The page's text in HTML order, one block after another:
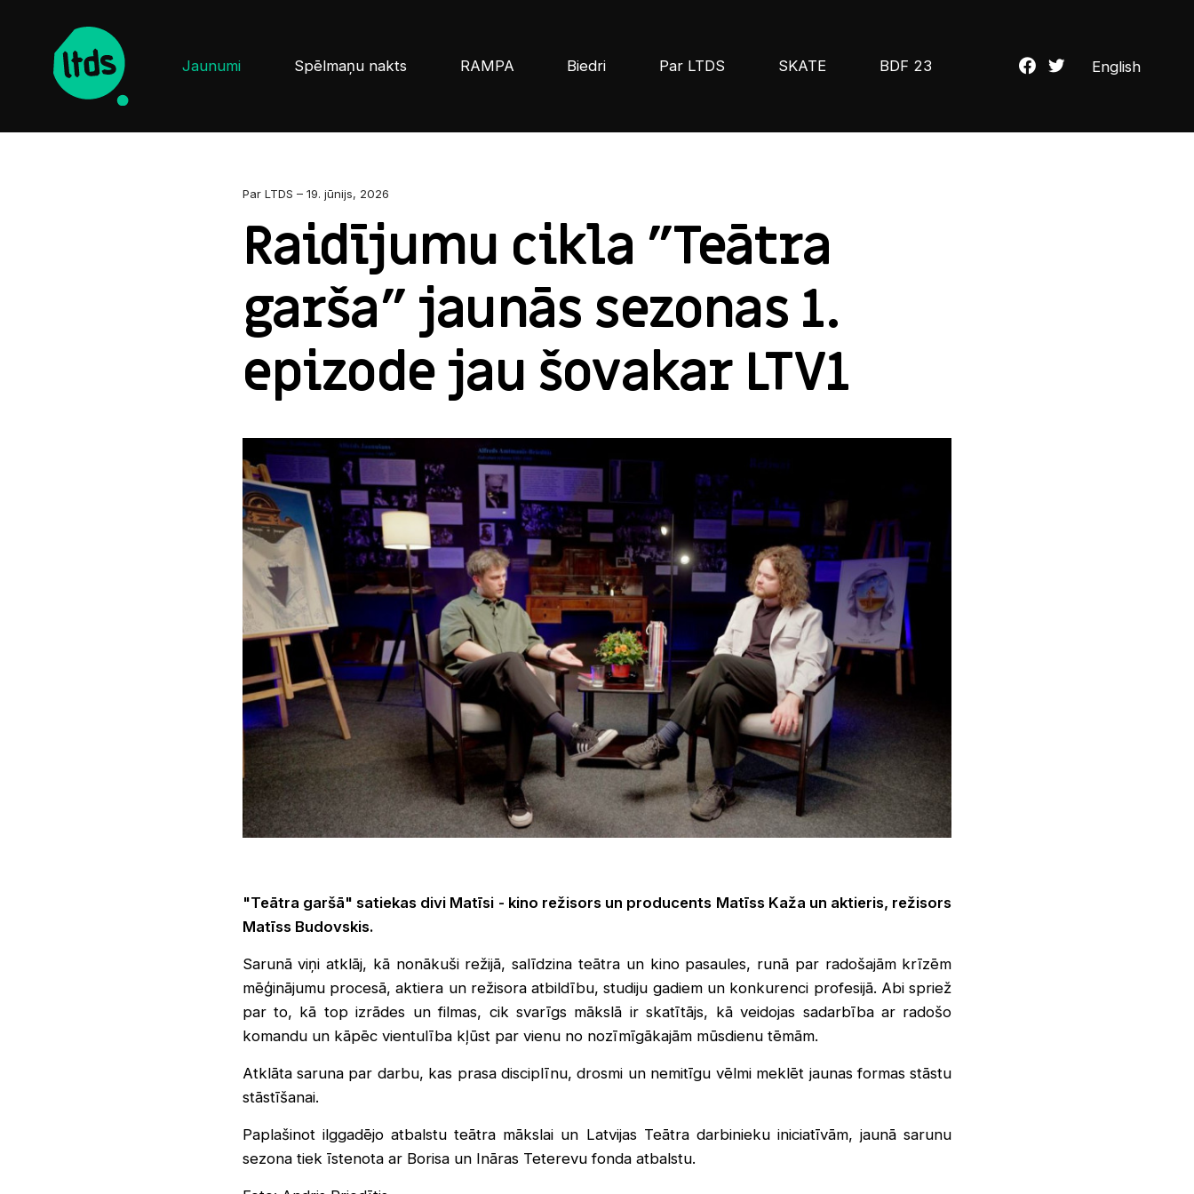
Jaunumi Spēlmaņu nakts RAMPA Biedri Par LTDS SKATE BDF 23 English
Par LTDS – 19. jūnijs, 2026
Raidījumu cikla "Teātra
garša" jaunās sezonas 1.
epizode jau šovakar LTV1
"Teātra garšā" satiekas divi Matīsi - kino režisors un producents Matīss Kaža un aktieris, režisors
Matīss Budovskis.
Sarunā viņi atklāj, kā nonākuši režijā, salīdzina teātra un kino pasaules, runā par radošajām krīzēm
mēģinājumu procesā, aktiera un režisora atbildību, studiju gadiem un konkurenci profesijā. Abi spriež
par to, kā top izrādes un filmas, cik svarīgs mākslā ir skatītājs, kā veidojas sadarbība ar radošo
komandu un kāpēc vientulība kļūst par vienu no nozīmīgākajām mūsdienu tēmām.
Atklāta saruna par darbu, kas prasa disciplīnu, drosmi un nemitīgu vēlmi meklēt jaunas formas stāstu
stāstīšanai.
Paplašinot ilggadējo atbalstu teātra mākslai un Latvijas Teātra darbinieku iniciatīvām, jaunā sarunu
sezona tiek īstenota ar Borisa un Ināras Teterevu fonda atbalstu.